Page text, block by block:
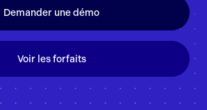
Demander une démo
Voir les forfaits